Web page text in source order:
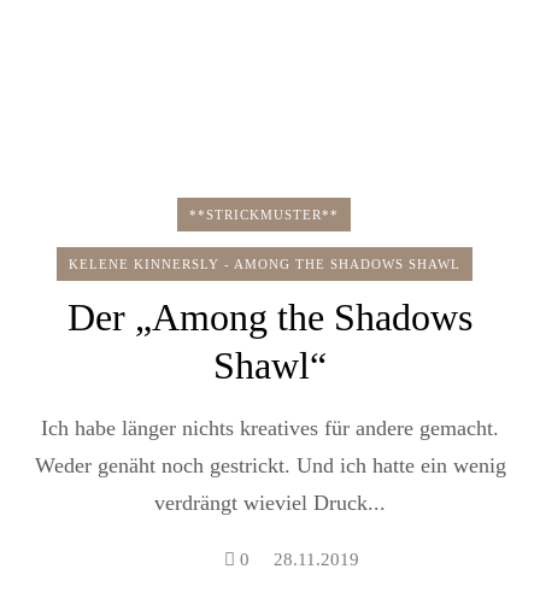
**STRICKMUSTER**
KELENE KINNERSLY - AMONG THE SHADOWS SHAWL
Der „Among the Shadows
Shawl“
Ich habe länger nichts kreatives für andere gemacht.
Weder genäht noch gestrickt. Und ich hatte ein wenig
verdrängt wieviel Druck...
0 28.11.2019